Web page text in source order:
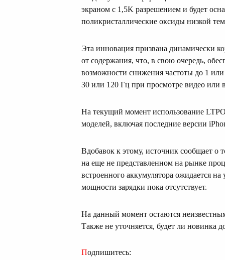
экраном с 1,5K разрешением и будет
поликристаллические оксиды низкой
Эта инновация призвана динамически
от содержания, что, в свою очередь,
возможности снижения частоты до 1
30 или 120 Гц при просмотре видео или
На текущий момент использование
моделей, включая последние версии
Вдобавок к этому, источник сообщает о
на еще не представленном на рынке
встроенного аккумулятора ожидается
мощности зарядки пока отсутствует.
На данный момент остаются
Также не уточняется, будет ли новинка
Подпишитесь: